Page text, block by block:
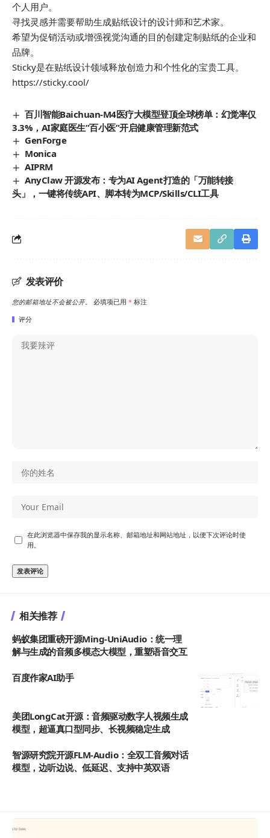
个人用户。
寻找灵感并需要帮助生成贴纸设计的设计师和艺术家。
希望为促销活动或增强视觉沟通的目的创建定制贴纸的企业和
品牌。
Sticky是在贴纸设计领域释放创造力和个性化的宝贵工具。
https://sticky.cool/
百川智能Baichuan-M4医疗大模型登顶全球榜单：幻觉率仅
3.3%，AI家庭医生”百小医”开启健康管理新范式
GenForge
Monica
AIPRM
AnyClaw 开源发布：专为AI Agent打造的「万能转接
头」，一键将传统API、脚本转为MCP/Skills/CLI工具
发表评价
您的邮箱地址不会被公开。 必填项已用 * 标注
评分
在此浏览器中保存我的显示名称、邮箱地址和网站地址，以便下次评论时使
用。
相关推荐
蚂蚁集团重磅开源Ming-UniAudio：统一理
解与生成的音频多模态大模型，重塑语音交互
百度作家AI助手
美团LongCat开源：音频驱动数字人视频生成
模型，超逼真口型同步、长视频稳定生成
智源研究院开源FLM-Audio：全双工音频对话
模型，边听边说、低延迟、支持中英双语